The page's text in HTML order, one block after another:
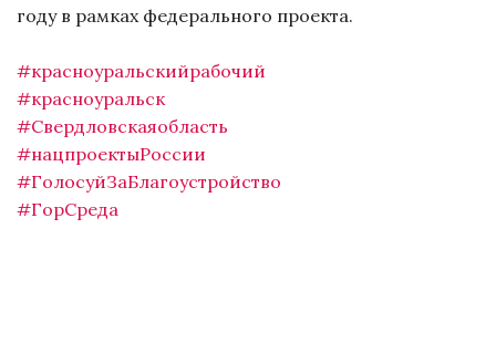
году в рамках федерального проекта.
#красноуральскийрабочий
#красноуральск
#Свердловскаяобласть
#нацпроектыРоссии
#ГолосуйЗаБлагоустройство
#ГорСреда